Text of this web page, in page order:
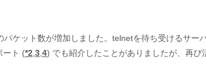
ケット数が増加しました。telnetを待ち受けるサー
ート (*2 3 4) でも紹介したことがありましたが、再び